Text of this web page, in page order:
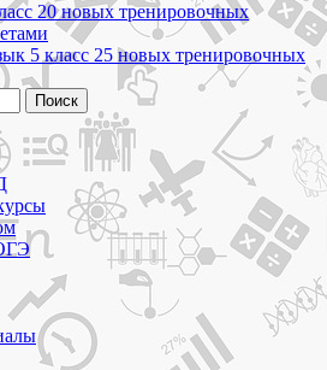
20 новых тренировочных
5 класс 25 новых тренировочных